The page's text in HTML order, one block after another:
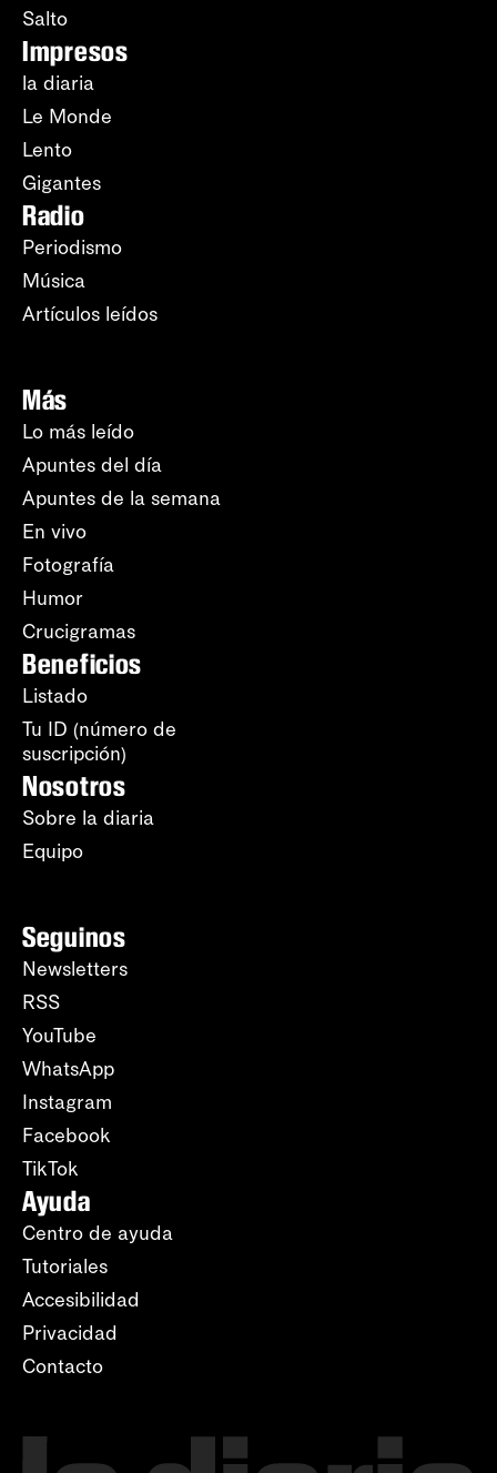
Salto
Impresos
la diaria
Le Monde
Lento
Gigantes
Radio
Periodismo
Música
Artículos leídos
Más
Lo más leído
Apuntes del día
Apuntes de la semana
En vivo
Fotografía
Humor
Crucigramas
Beneficios
Listado
Tu ID (número de
suscripción)
Nosotros
Sobre la diaria
Equipo
Seguinos
Newsletters
RSS
YouTube
WhatsApp
Instagram
Facebook
TikTok
Ayuda
Centro de ayuda
Tutoriales
Accesibilidad
Privacidad
Contacto